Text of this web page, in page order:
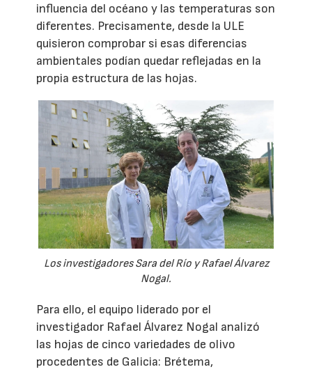
influencia del océano y las temperaturas son
diferentes. Precisamente, desde la ULE
quisieron comprobar si esas diferencias
ambientales podían quedar reflejadas en la
propia estructura de las hojas.
Los investigadores Sara del Río y Rafael Álvarez
Nogal.
Para ello, el equipo liderado por el
investigador Rafael Álvarez Nogal analizó
las hojas de cinco variedades de olivo
procedentes de Galicia: Brétema,